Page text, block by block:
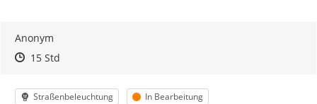
Anonym
Zeitpunkt des Erstellens
Zeitpunkt des Erstellens
15 StdZur Äußerung
Kategorie
Straßenbeleuchtung Status
In Bearbeitung